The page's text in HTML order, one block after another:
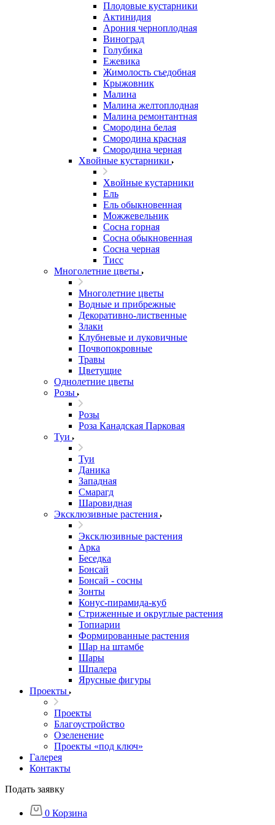
Плодовые кустарники
Актинидия
Арония черноплодная
Виноград
Голубика
Ежевика
Жимолость съедобная
Крыжовник
Малина
Малина желтоплодная
Малина ремонтантная
Смородина белая
Смородина красная
Смородина черная
Хвойные кустарники
Хвойные кустарники
Ель
Ель обыкновенная
Можжевельник
Сосна горная
Сосна обыкновенная
Сосна черная
Тисс
Многолетние цветы
Многолетние цветы
Водные и прибрежные
Декоративно-лиственные
Злаки
Клубневые и луковичные
Почвопокровные
Травы
Цветущие
Однолетние цветы
Розы
Розы
Роза Канадская Парковая
Туи
Туи
Даника
Западная
Смарагд
Шаровидная
Эксклюзивные растения
Эксклюзивные растения
Арка
Беседка
Бонсай
Бонсай - сосны
Зонты
Конус-пирамида-куб
Стриженные и округлые растения
Топиарии
Формированные растения
Шар на штамбе
Шары
Шпалера
Ярусные фигуры
Проекты
Проекты
Благоустройство
Озеленение
Проекты «под ключ»
Галерея
Контакты
Подать заявку
0 Корзина